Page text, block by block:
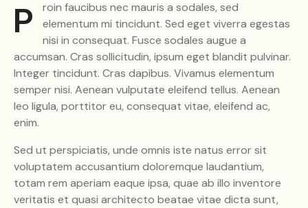
Proin faucibus nec mauris a sodales, sed
elementum mi tincidunt. Sed eget viverra egestas
nisi in consequat. Fusce sodales augue a
accumsan. Cras sollicitudin, ipsum eget blandit pulvinar.
Integer tincidunt. Cras dapibus. Vivamus elementum
semper nisi. Aenean vulputate eleifend tellus. Aenean
leo ligula, porttitor eu, consequat vitae, eleifend ac,
enim.
Sed ut perspiciatis, unde omnis iste natus error sit
voluptatem accusantium doloremque laudantium,
totam rem aperiam eaque ipsa, quae ab illo inventore
veritatis et quasi architecto beatae vitae dicta sunt,